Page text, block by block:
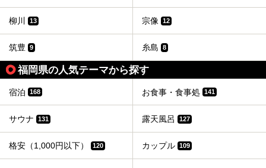
柳川 13 宗像 12
筑豊 9 糸島 8
福岡県の人気テーマから探す
宿泊 168 お食事・食事処 141
サウナ 131 露天風呂 127
格安（1,000円以下） 120 カップル 109